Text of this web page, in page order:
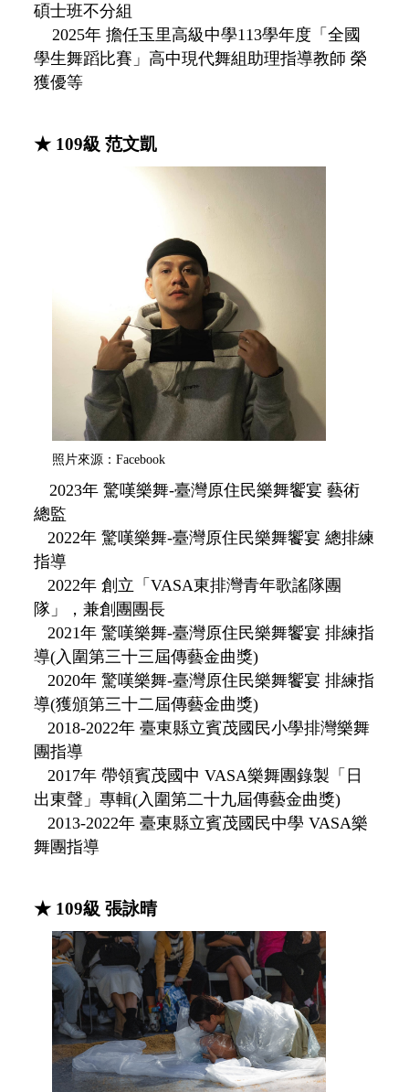
碩士班不分組
2025年 擔任玉里高級中學113學年度「全國
學生舞蹈比賽」高中現代舞組助理指導教師 榮
獲優等
★ 109級 范文凱
照片來源：Facebook
2023年 驚嘆樂舞-臺灣原住民樂舞饗宴 藝術
總監
2022年 驚嘆樂舞-臺灣原住民樂舞饗宴 總排練
指導
2022年 創立「VASA東排灣青年歌謠隊團
隊」，兼創團團長
2021年 驚嘆樂舞-臺灣原住民樂舞饗宴 排練指
導(入圍第三十三屆傳藝金曲獎)
2020年 驚嘆樂舞-臺灣原住民樂舞饗宴 排練指
導(獲頒第三十二屆傳藝金曲獎)
2018-2022年 臺東縣立賓茂國民小學排灣樂舞
團指導
2017年 帶領賓茂國中 VASA樂舞團錄製「日
出東聲」專輯(入圍第二十九屆傳藝金曲獎)
2013-2022年 臺東縣立賓茂國民中學 VASA樂
舞團指導
★ 109級 張詠晴